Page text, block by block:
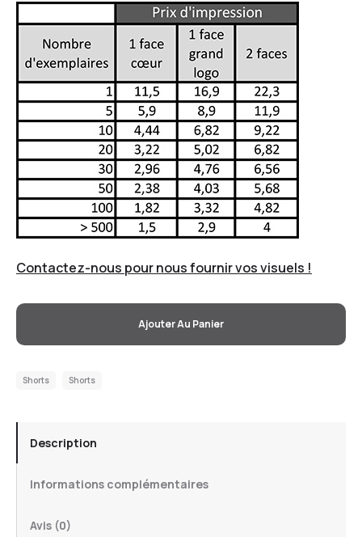
Contactez-nous pour nous fournir vos visuels !
Ajouter Au Panier
Shorts Shorts
Description
Informations complémentaires
Avis (0)